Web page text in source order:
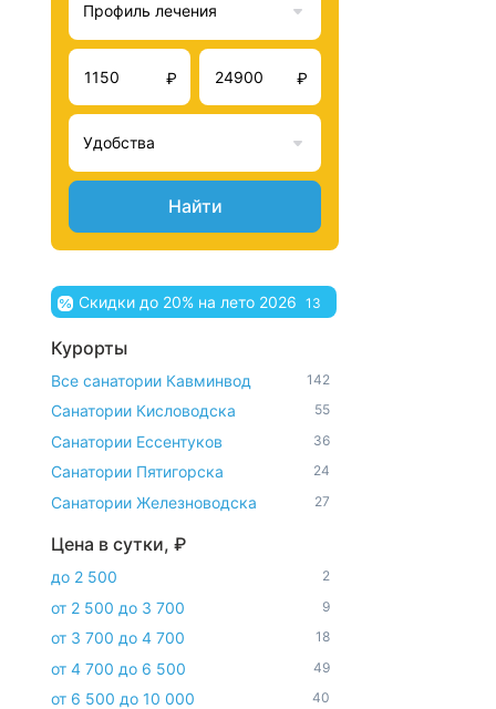
Профиль лечения
₽ ₽
Удобства
Найти
Скидки до 20% на лето 2026 13
Курорты
Все санатории Кавминвод 142
Санатории Кисловодска 55
Санатории Ессентуков 36
Санатории Пятигорска 24
Санатории Железноводска 27
Цена в сутки, ₽
до 2 500 2
от 2 500 до 3 700 9
от 3 700 до 4 700 18
от 4 700 до 6 500 49
от 6 500 до 10 000 40